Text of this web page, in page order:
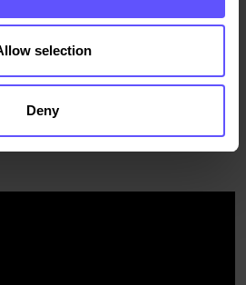
selection
Deny
lite extra för oss som lever
Det är viktigt att det blir bra, både